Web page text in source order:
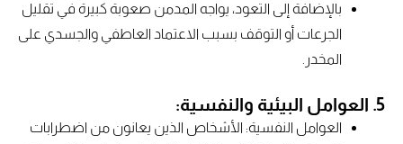
بالإضافة إلى التعود، يواجه المدمن صعوبة كبيرة في تقليل
الجرعات أو التوقف بسبب الاعتماد العاطفي والجسدي على
المخدر.
5. العوامل البيئية والنفسية:
العوامل النفسية: الأشخاص الذين يعانون من اضطرابات